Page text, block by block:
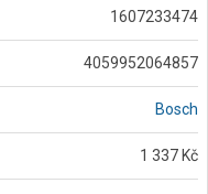
1607233474
4059952064857
Bosch
1 337 Kč